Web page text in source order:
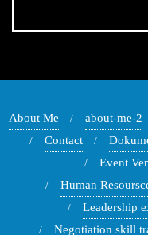
About Me about-me-2
Contact
Event
Human
Leadership
Negotiation skill